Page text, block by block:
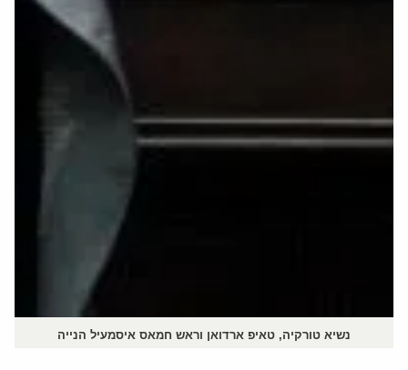
נשיא טורקיה, טאיפ ארדואן וראש חמאס איסמעיל הנייה